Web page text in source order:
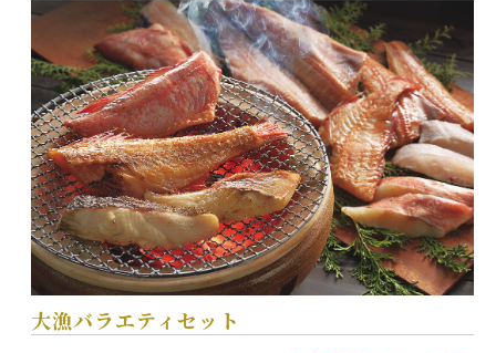
大漁バラエティセット